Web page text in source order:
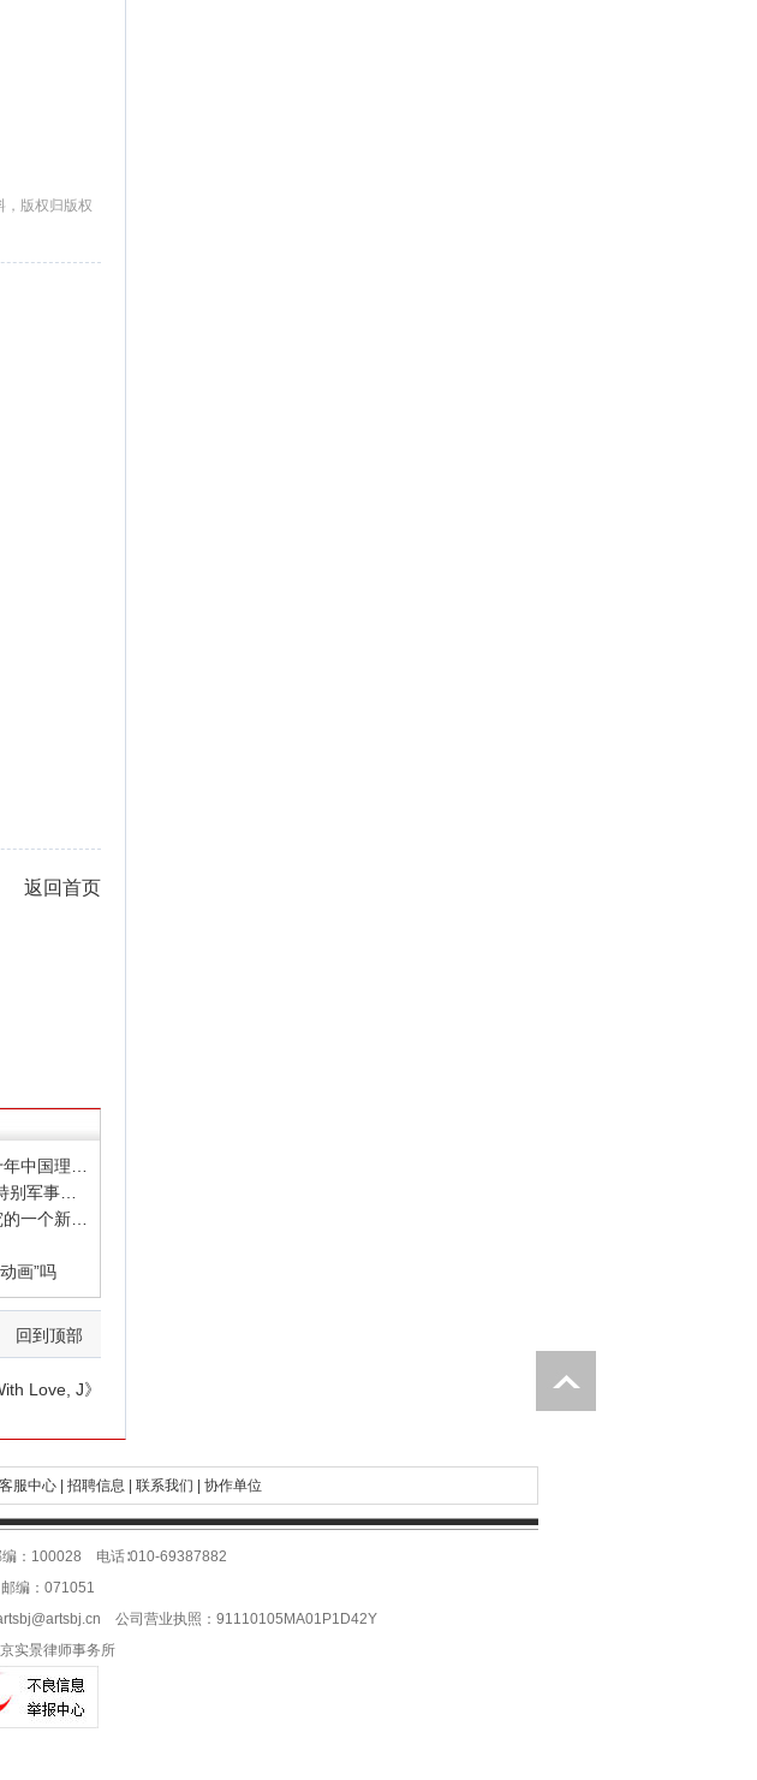
，版权归版权
返回首页
· 2026年4月23日俄罗斯发动的“特别军事行动”已进入第5个年头，俄乌局势最新综述
· 中国画研究院——中国绘画研究的一个新开篇
画”吗
回到顶部
Love, J》
客服中心 | 招聘信息 | 联系我们 | 协作单位
：100028 电话∶010-69387882
编：071051
公司营业执照：91110105MA01P1D42Y
实景律师事务所